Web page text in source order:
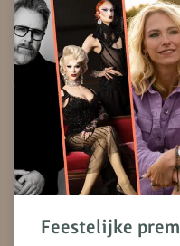
Feestelijke